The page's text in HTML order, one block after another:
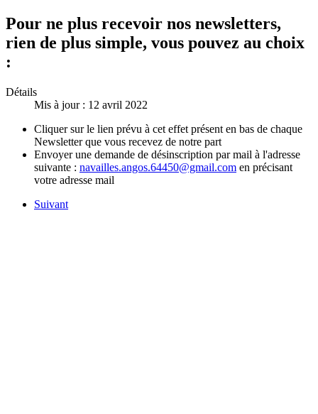
Pour ne plus recevoir nos newsletters,
rien de plus simple, vous pouvez au choix
:
Détails
Mis à jour : 12 avril 2022
Cliquer sur le lien prévu à cet effet présent en bas de chaque
Newsletter que vous recevez de notre part
Envoyer une demande de désinscription par mail à l'adresse
suivante : navailles.angos.64450@gmail.com en précisant
votre adresse mail
Suivant